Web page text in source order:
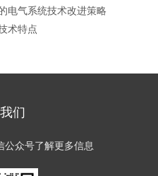
电气系统技术改进策略
术特点
们
公众号了解更多信息